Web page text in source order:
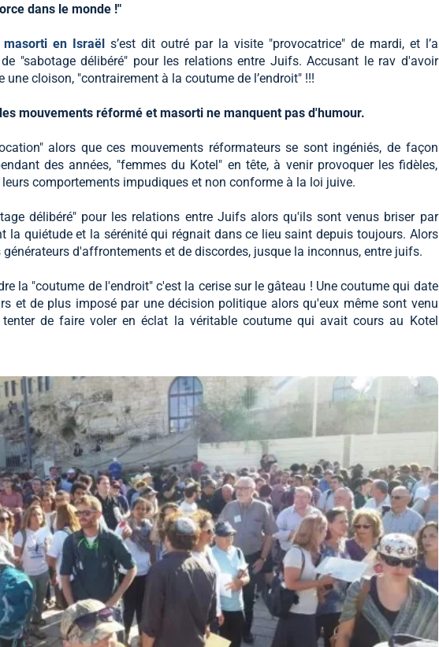
dans le monde !"
masorti en Israëls’est dit outré par la visite "provocatrice" de mardi, et l’a
de "sabotage délibéré" pour les relations entre Juifs. Accusant le rav d'avoir
une cloison, "contrairement à la coutume de l’endroit" !!!
mouvements réformé et masorti ne manquent pas d'humour.
alors que ces mouvements réformateurs se sont ingéniés, de façon
des années, "femmes du Kotel" en tête, à venir provoquer les fidèles,
comportements impudiques et non conforme à la loi juive.
délibéré" pour les relations entre Juifs alors qu'ils sont venus briser par
la quiétude et la sérénité qui régnait dans ce lieu saint depuis toujours. Alors
d'affrontements et de discordes, jusque la inconnus, entre juifs.
la "coutume de l'endroit" c'est la cerise sur le gâteau ! Une coutume qui date
et de plus imposé par une décision politique alors qu'eux même sont venu
tenter de faire voler en éclat la véritable coutume qui avait cours au Kotel